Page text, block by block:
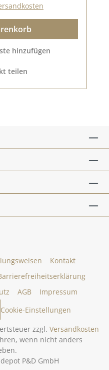
hinzufügen
teilen
Kontakt
AGB
Impressum
Cookie-Einstellungen
zzgl. Versandkosten
wenn nicht anders
P&D GmbH